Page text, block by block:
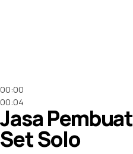
00:00
00:04
Jasa
Set Solo